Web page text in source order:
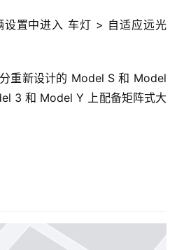
设置中进入 车灯 > 自适应远光
重新设计的 Model S 和 Model
3 和 Model Y 上配备矩阵式大